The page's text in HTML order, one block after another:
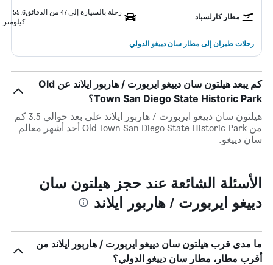
مطار كارلسباد
رحلة بالسيارة إلى 47 من الدقائق
55.6
كيلومتر
رحلات طيران إلى مطار سان دييغو الدولي
كم يبعد هيلتون سان دييغو ايربورت / هاربور ايلاند عن Old
Town San Diego State Historic Park؟
هيلتون سان دييغو ايربورت / هاربور ايلاند على بعد حوالي 3.5 كم
من Old Town San Diego State Historic Park أحد أشهر معالم
سان دييغو.
الأسئلة الشائعة عند حجز هيلتون سان
دييغو ايربورت / هاربور ايلاند
ما مدى قرب هيلتون سان دييغو ايربورت / هاربور ايلاند من
أقرب مطار، مطار سان دييغو الدولي؟